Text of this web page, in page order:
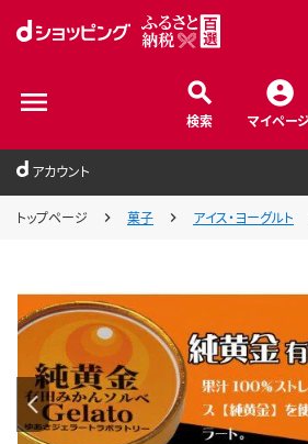
検索 マイペー
アカウント
トップページ 菓子 アイス・ヨーグルト